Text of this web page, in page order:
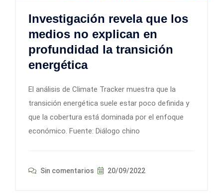
Investigación revela que los
medios no explican en
profundidad la transición
energética
El análisis de Climate Tracker muestra que la
transición energética suele estar poco definida y
que la cobertura está dominada por el enfoque
económico. Fuente: Diálogo chino
Sin comentarios 20/09/2022